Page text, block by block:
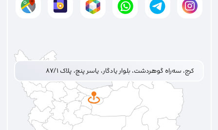
کرج، سه‌راه گوهردشت، بلوار یادگار، یاسر پنج، پلاک ۸۷/۱